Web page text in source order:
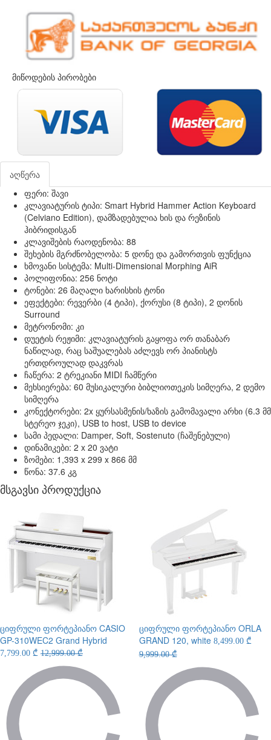
მიწოდების პირობები
აღწერა
ფერი: შავი
კლავიატურის ტიპი: Smart Hybrid Hammer Action Keyboard
(Celviano Edition), დამზადებულია ხის და რეზინის
ჰიბრიდისგან
კლავიშების რაოდენობა: 88
შეხების მგრძნობელობა: 5 დონე და გამორთვის ფუნქცია
ხმოვანი სისტემა: Multi-Dimensional Morphing AiR
პოლიფონია: 256 ნოტი
ტონები: 26 მაღალი ხარისხის ტონი
ეფექტები: რევერბი (4 ტიპი), ქორუსი (8 ტიპი), 2 დონის
Surround
მეტრონომი: კი
დუეტის რეჟიმი: კლავიატურის გაყოფა ორ თანაბარ
ნაწილად, რაც საშუალებას აძლევს ორ პიანისტს
ერთდროულად დაკვრას
ჩაწერა: 2 ტრეკიანი MIDI ჩამწერი
მეხსიერება: 60 მუსიკალური ბიბლიოთეკის სიმღერა, 2 დემო
სიმღერა
კონექტორები: 2x ყურსასმენის/ხაზის გამომავალი არხი (6.3 მმ
სტერეო ჯეკი), USB to host, USB to device
სამი პედალი: Damper, Soft, Sostenuto (ჩაშენებული)
დინამიკები: 2 x 20 ვატი
ზომები: 1,393 x 299 x 866 მმ
წონა: 37.6 კგ
მსგავსი პროდუქცია
ციფრული ფორტეპიანო CASIO
GP-310WEC2 Grand Hybrid
7,799.00 ₾ 12,999.00 ₾
ციფრული ფორტეპიანო ORLA
GRAND 120, white 8,499.00 ₾
9,999.00 ₾